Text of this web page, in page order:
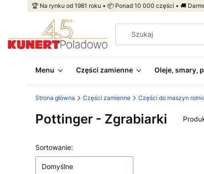
🏆 Na rynku od 1981 roku • 📦 Ponad 10 000 części • 🚚
Menu Części zamienne Oleje, smary,
Strona główna Części zamienne Części do maszyn
Pottinger - Zgrabiarki
Lista produktów
Sortowanie:
Domyślne